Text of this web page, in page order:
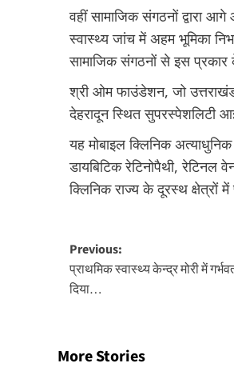
वहीं सामाजिक संगठनों द्वारा
स्वास्थ्य जांच में अहम भूमिका
सामाजिक संगठनों से इस
श्री ओम फाउंडेशन, जो
देहरादून स्थित सुपरस्पेशलिटी
यह मोबाइल क्लिनिक
डायबिटिक रेटिनोपैथी, रेटिनल
क्लिनिक राज्य के दूरस्थ क्षेत्रों
Post
navigation
Previous:
प्राथमिक स्वास्थ्य केन्द्र मोरी में
दिया…
More Stories